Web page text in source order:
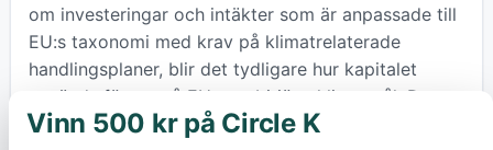
om investeringar och intäkter som är anpassade till
EU:s taxonomi med krav på klimatrelaterade
handlingsplaner, blir det tydligare hur kapitalet
används för att nå EU:s ambitiösa klimatmål. Detta
gör det lättare för både investerare och
Vinn 500 kr på Circle K